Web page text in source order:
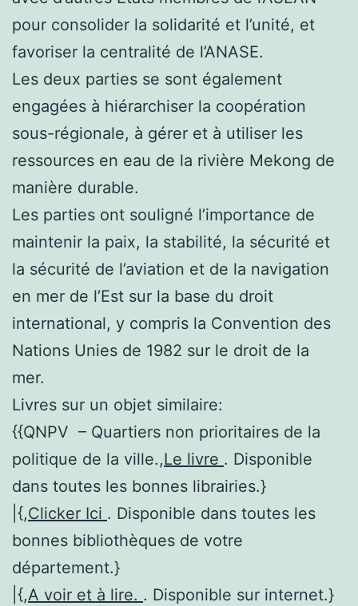
pour consolider la solidarité et l’unité, et
favoriser la centralité de l’ANASE.
Les deux parties se sont également
engagées à hiérarchiser la coopération
sous-régionale, à gérer et à utiliser les
ressources en eau de la rivière Mekong de
manière durable.
Les parties ont souligné l’importance de
maintenir la paix, la stabilité, la sécurité et
la sécurité de l’aviation et de la navigation
en mer de l’Est sur la base du droit
international, y compris la Convention des
Nations Unies de 1982 sur le droit de la
mer.
Livres sur un objet similaire:
{{QNPV – Quartiers non prioritaires de la
politique de la ville.,Le livre . Disponible
dans toutes les bonnes librairies.}
|{,Clicker Ici . Disponible dans toutes les
bonnes bibliothèques de votre
département.}
|{,A voir et à lire. . Disponible sur internet.}